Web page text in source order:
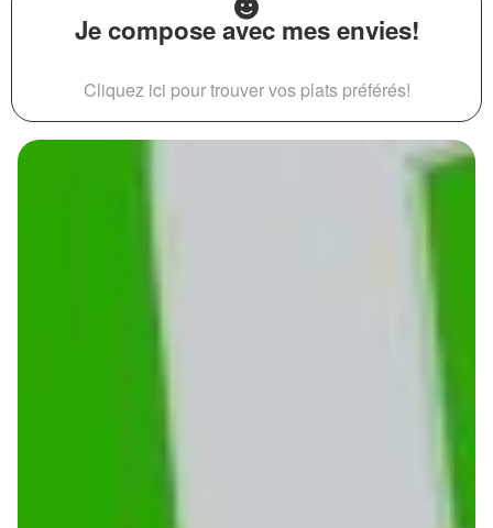
Je compose avec mes envies!
Cliquez ici pour trouver vos plats préférés!